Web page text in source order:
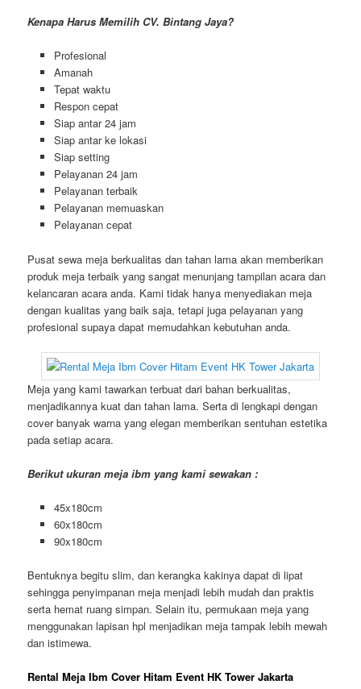
Kenapa Harus Memilih CV. Bintang Jaya?
Profesional
Amanah
Tepat waktu
Respon cepat
Siap antar 24 jam
Siap antar ke lokasi
Siap setting
Pelayanan 24 jam
Pelayanan terbaik
Pelayanan memuaskan
Pelayanan cepat
Pusat sewa meja berkualitas dan tahan lama akan memberikan
produk meja terbaik yang sangat menunjang tampilan acara dan
kelancaran acara anda. Kami tidak hanya menyediakan meja
dengan kualitas yang baik saja, tetapi juga pelayanan yang
profesional supaya dapat memudahkan kebutuhan anda.
Meja yang kami tawarkan terbuat dari bahan berkualitas,
menjadikannya kuat dan tahan lama. Serta di lengkapi dengan
cover banyak warna yang elegan memberikan sentuhan estetika
pada setiap acara.
Berikut ukuran meja ibm yang kami sewakan :
45x180cm
60x180cm
90x180cm
Bentuknya begitu slim, dan kerangka kakinya dapat di lipat
sehingga penyimpanan meja menjadi lebih mudah dan praktis
serta hemat ruang simpan. Selain itu, permukaan meja yang
menggunakan lapisan hpl menjadikan meja tampak lebih mewah
dan istimewa.
Rental Meja Ibm Cover Hitam Event HK Tower Jakarta